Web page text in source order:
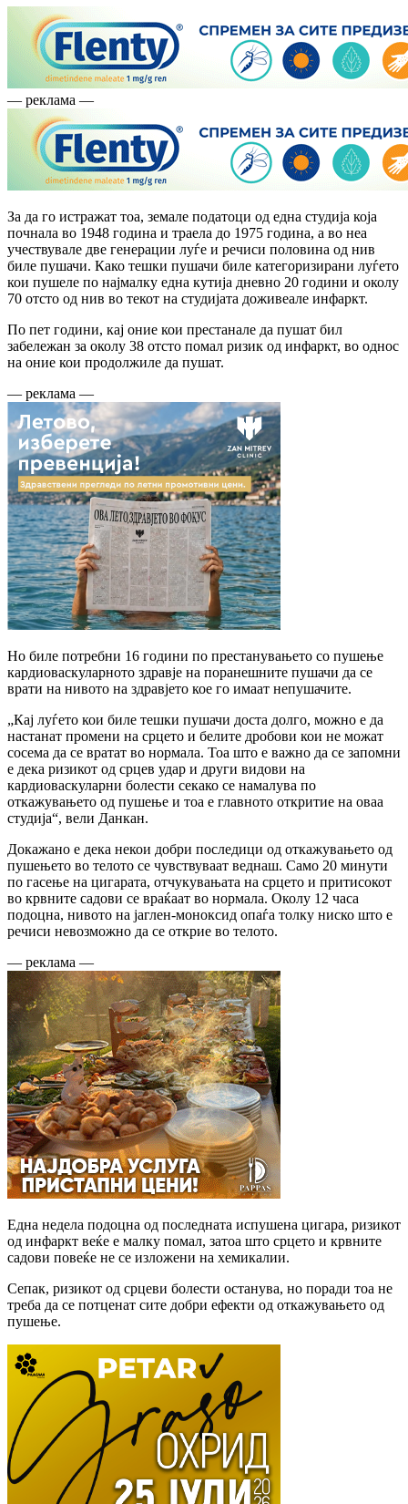
— реклама —
За да го истражат тоа, земале податоци од една студија која
почнала во 1948 година и траела до 1975 година, а во неа
учествувале две генерации луѓе и речиси половина од нив
биле пушачи. Како тешки пушачи биле категоризирани луѓето
кои пушеле по најмалку една кутија дневно 20 години и околу
70 отсто од нив во текот на студијата доживеале инфаркт.
По пет години, кај оние кои престанале да пушат бил
забележан за околу 38 отсто помал ризик од инфаркт, во однос
на оние кои продолжиле да пушат.
— реклама —
Но биле потребни 16 години по престанувањето со пушење
кардиоваскуларното здравје на поранешните пушачи да се
врати на нивото на здравјето кое го имаат непушачите.
„Кај луѓето кои биле тешки пушачи доста долго, можно е да
настанат промени на срцето и белите дробови кои не можат
сосема да се вратат во нормала. Тоа што е важно да се запомни
е дека ризикот од срцев удар и други видови на
кардиоваскуларни болести секако се намалува по
откажувањето од пушење и тоа е главното откритие на оваа
студија“, вели Данкан.
Докажано е дека некои добри последици од откажувањето од
пушењето во телото се чувствуваат веднаш. Само 20 минути
по гасење на цигарата, отчукувањата на срцето и притисокот
во крвните садови се враќаат во нормала. Околу 12 часа
подоцна, нивото на јаглен-моноксид опаѓа толку ниско што е
речиси невозможно да се открие во телото.
— реклама —
Една недела подоцна од последната испушена цигара, ризикот
од инфаркт веќе е малку помал, затоа што срцето и крвните
садови повеќе не се изложени на хемикалии.
Сепак, ризикот од срцеви болести останува, но поради тоа не
треба да се потценат сите добри ефекти од откажувањето од
пушење.